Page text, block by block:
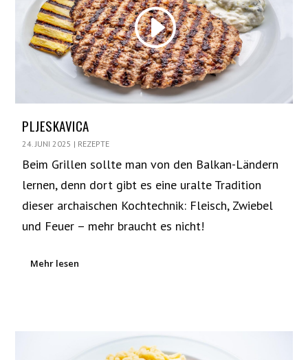
PLJESKAVICA
24. JUNI 2025 | REZEPTE
Beim Grillen sollte man von den Balkan-Ländern
lernen, denn dort gibt es eine uralte Tradition
dieser archaischen Kochtechnik: Fleisch, Zwiebel
und Feuer – mehr braucht es nicht!
Mehr lesen